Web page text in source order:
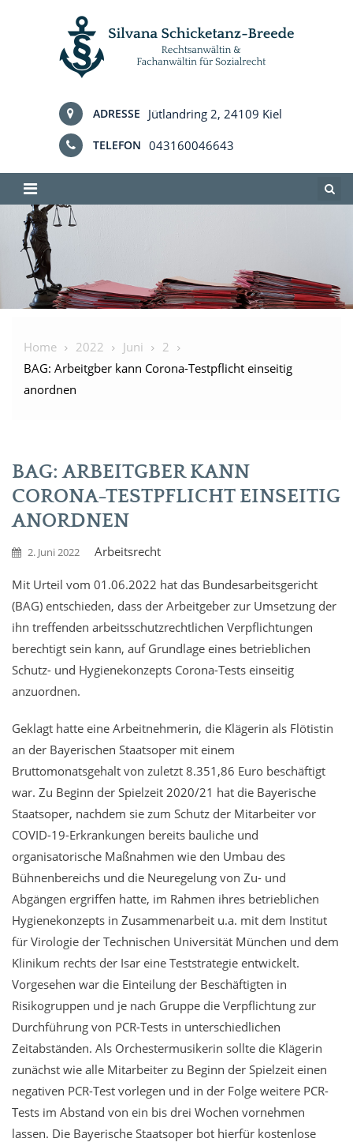
ADRESSE Jütlandring 2, 24109 Kiel
TELEFON 043160046643
Home 2022 Juni
2
BAG: Arbeitgber kann Corona-Testpflicht einseitig
anordnen
BAG: ARBEITGBER KANN
CORONA-TESTPFLICHT EINSEITIG
ANORDNEN
2. Juni 2022 Arbeitsrecht
Mit Urteil vom 01.06.2022 hat das Bundesarbeitsgericht
(BAG) entschieden, dass der Arbeitgeber zur Umsetzung der
ihn treffenden arbeitsschutzrechtlichen Verpflichtungen
berechtigt sein kann, auf Grundlage eines betrieblichen
Schutz- und Hygienekonzepts Corona-Tests einseitig
anzuordnen.
Geklagt hatte eine Arbeitnehmerin, die Klägerin als Flötistin
an der Bayerischen Staatsoper mit einem
Bruttomonatsgehalt von zuletzt 8.351,86 Euro beschäftigt
war. Zu Beginn der Spielzeit 2020/21 hat die Bayerische
Staatsoper, nachdem sie zum Schutz der Mitarbeiter vor
COVID-19-Erkrankungen bereits bauliche und
organisatorische Maßnahmen wie den Umbau des
Bühnenbereichs und die Neuregelung von Zu- und
Abgängen ergriffen hatte, im Rahmen ihres betrieblichen
Hygienekonzepts in Zusammenarbeit u.a. mit dem Institut
für Virologie der Technischen Universität München und dem
Klinikum rechts der Isar eine Teststrategie entwickelt.
Vorgesehen war die Einteilung der Beschäftigten in
Risikogruppen und je nach Gruppe die Verpflichtung zur
Durchführung von PCR-Tests in unterschiedlichen
Zeitabständen. Als Orchestermusikerin sollte die Klägerin
zunächst wie alle Mitarbeiter zu Beginn der Spielzeit einen
negativen PCR-Test vorlegen und in der Folge weitere PCR-
Tests im Abstand von ein bis drei Wochen vornehmen
lassen. Die Bayerische Staatsoper bot hierfür kostenlose